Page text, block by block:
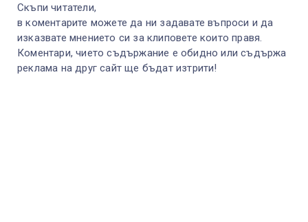
Скъпи читатели,
в коментарите можете да ни задавате въпроси и да
изказвате мнението си за клиповете които правя.
Коментари, чието съдържание е обидно или съдържа
реклама на друг сайт ще бъдат изтрити!